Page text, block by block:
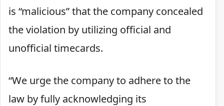
is “malicious” that the company concealed
the violation by utilizing official and
unofficial timecards.
“We urge the company to adhere to the
law by fully acknowledging its